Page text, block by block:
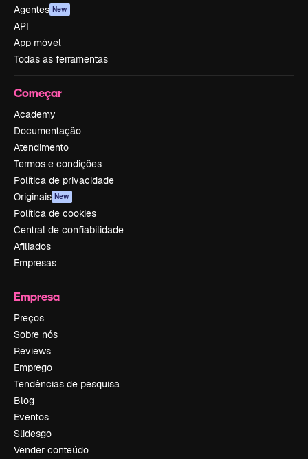
Agentes New
API
App móvel
Todas as ferramentas
Começar
Academy
Documentação
Atendimento
Termos e condições
Política de privacidade
Originais New
Política de cookies
Central de confiabilidade
Afiliados
Empresas
Empresa
Preços
Sobre nós
Reviews
Emprego
Tendências de pesquisa
Blog
Eventos
Slidesgo
Vender conteúdo